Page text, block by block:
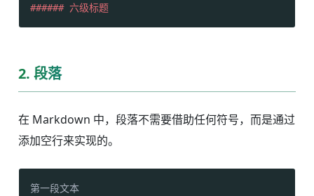
###### 六级标题
2. 段落
在 Markdown 中，段落不需要借助任何符号，而是通过
添加空行来实现的。
第一段文本